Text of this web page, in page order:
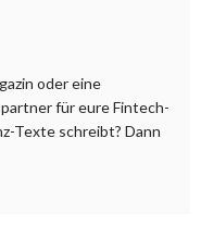
oder eine
für eure Fintech-
Texte schreibt? Dann